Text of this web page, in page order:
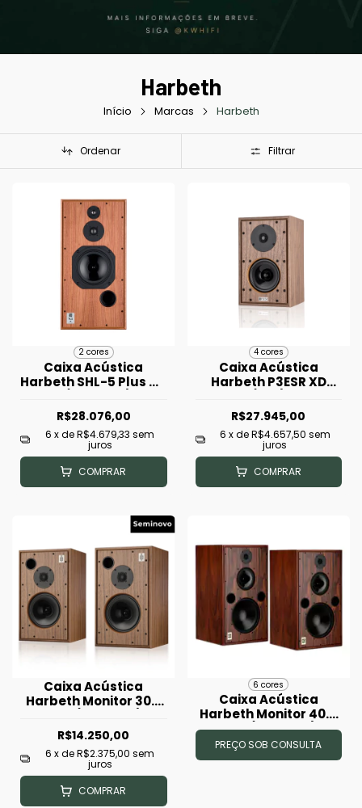
Harbeth
Início Marcas Harbeth
Ordenar Filtrar
2 cores
Caixa Acústica
Harbeth SHL-5 Plus XD
R$28.076,00
6 x deR$4.679,33 sem
juros
COMPRAR
4 cores
Caixa Acústica
Harbeth P3ESR XD
R$27.945,00
6 x deR$4.657,50 sem
juros
COMPRAR
Caixa Acústica
Harbeth Monitor 30.2
(seminova)
R$14.250,00
6 x deR$2.375,00 sem
juros
COMPRAR
6 cores
Caixa Acústica
Harbeth Monitor 40.3
XD - (Unidade)
PREÇO SOB CONSULTA